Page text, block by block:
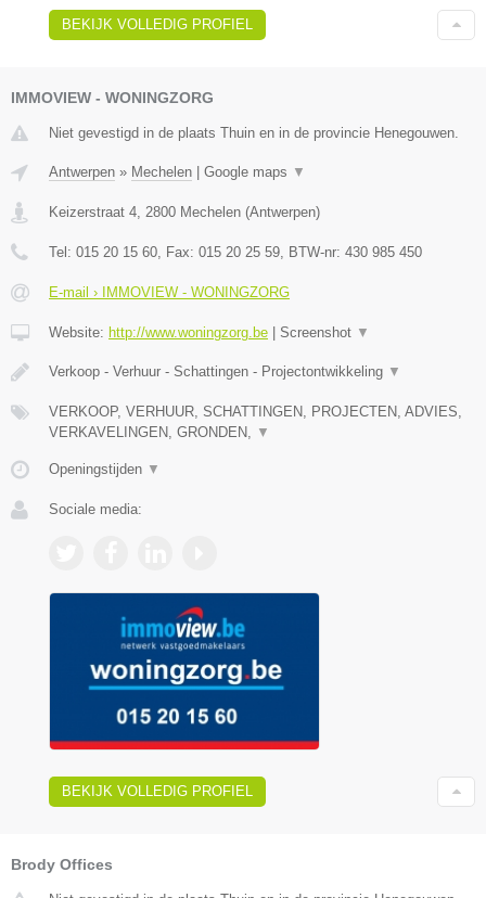
BEKIJK VOLLEDIG PROFIEL
IMMOVIEW - WONINGZORG
Niet gevestigd in de plaats Thuin en in de provincie Henegouwen.
Antwerpen » Mechelen | Google maps ▼
Keizerstraat 4 2800 Mechelen (Antwerpen)
Tel: 015 20 15 60 , Fax: 015 20 25 59 , BTW-nr: 430 985 450
E-mail › IMMOVIEW - WONINGZORG
Website: http://www.woningzorg.be | Screenshot ▼
Verkoop - Verhuur - Schattingen - Projectontwikkeling ▼
VERKOOP, VERHUUR, SCHATTINGEN, PROJECTEN, ADVIES,
VERKAVELINGEN, GRONDEN,
▼
Openingstijden ▼
Sociale media:
BEKIJK VOLLEDIG PROFIEL
Brody Offices